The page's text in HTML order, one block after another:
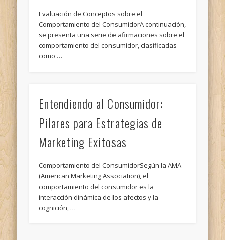
Evaluación de Conceptos sobre el
Comportamiento del ConsumidorA continuación,
se presenta una serie de afirmaciones sobre el
comportamiento del consumidor, clasificadas
como …
Entendiendo al Consumidor:
Pilares para Estrategias de
Marketing Exitosas
Comportamiento del ConsumidorSegún la AMA
(American Marketing Association), el
comportamiento del consumidor es la
interacción dinámica de los afectos y la
cognición, …